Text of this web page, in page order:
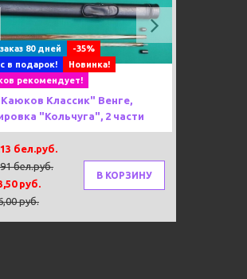
Next
80 дней
-35%
в подарок!
Новинка!
рекомендует!
Классик" Венге,
"Кольчуга", 2 части
бел.руб.
бел.руб.
руб.
руб.
В КОРЗИНУ